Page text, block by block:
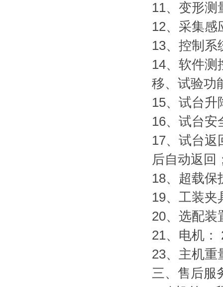
11、变形测
12、采集感
13、控制系
14、软件测
移、试验功
15、试台升
16、试台安
17、试台返
后自动返回
18、超载保
19、工装夹
20、选配装
21、电机：
23、主机重
三、 售后服